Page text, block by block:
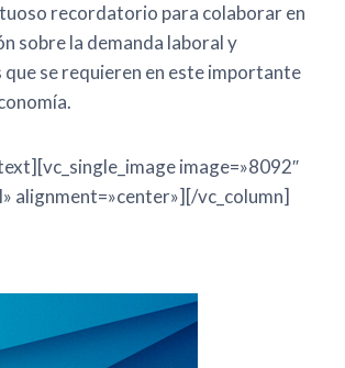
recordatorio para colaborar en
sobre la demanda laboral y
que se requieren en este importante
image=»8092″
alignment=»center»][/vc_column]